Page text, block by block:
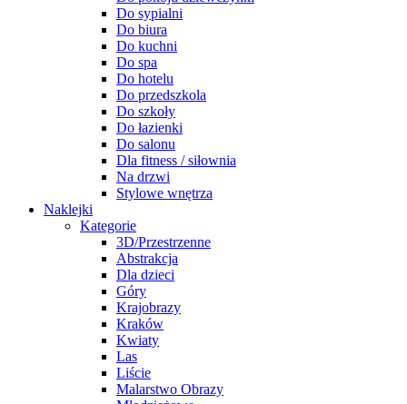
Do sypialni
Do biura
Do kuchni
Do spa
Do hotelu
Do przedszkola
Do szkoły
Do łazienki
Do salonu
Dla fitness / siłownia
Na drzwi
Stylowe wnętrza
Naklejki
Kategorie
3D/Przestrzenne
Abstrakcja
Dla dzieci
Góry
Krajobrazy
Kraków
Kwiaty
Las
Liście
Malarstwo Obrazy